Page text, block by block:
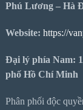
Phú Lương – Hà
Website: https://
Đại lý phía Nam:
phố Hồ Chí Minh
Phân phối độc